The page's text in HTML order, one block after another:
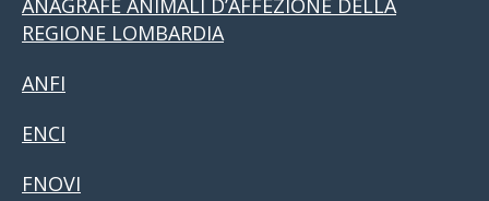
ANAGRAFE ANIMALI D’AFFEZIONE DELLA
REGIONE LOMBARDIA
ANFI
ENCI
FNOVI